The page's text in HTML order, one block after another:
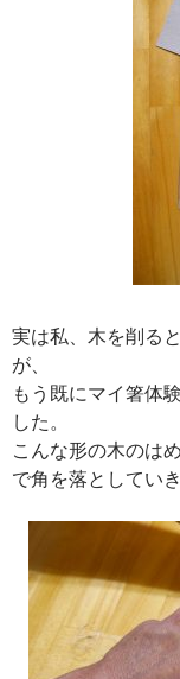
実は私、木を削る
が、
もう既にマイ箸体
した。
こんな形の木のは
で角を落としていき